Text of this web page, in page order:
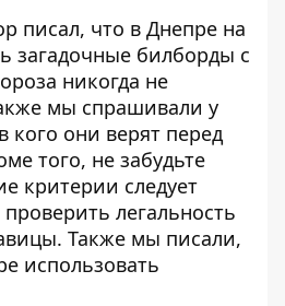
писал, что в Днепре на
загадочные билборды с
никогда не
мы спрашивали у
кого они верят перед
того, не забудьте
критерии следует
проверить легальность
. Также мы писали,
использовать